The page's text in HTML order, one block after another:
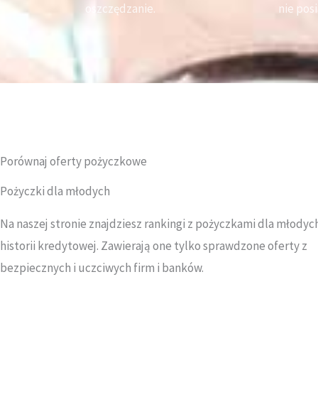
oszczędzanie.
nie
Porównaj oferty pożyczkowe
Pożyczki dla młodych
Na naszej stronie znajdziesz rankingi z pożyczkami dla
historii kredytowej. Zawierają one tylko sprawdzone oferty z
bezpiecznych i uczciwych firm i banków.